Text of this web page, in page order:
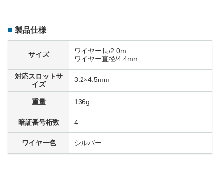
製品仕様
サイズ
ワイヤー長/2.0m
ワイヤー直径/4.4mm
対応スロットサ
イズ
3.2×4.5mm
重量 136g
暗証番号桁数 4
ワイヤー色 シルバー